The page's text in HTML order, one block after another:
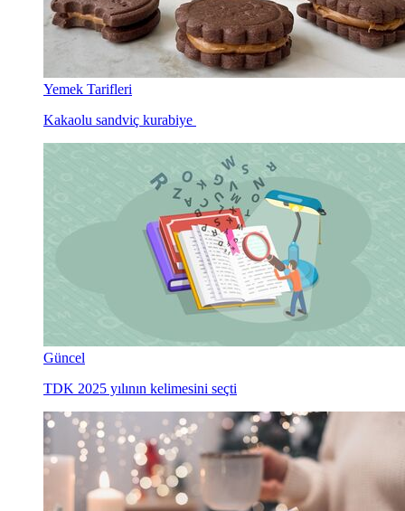
Yemek Tarifleri
Kakaolu sandviç kurabiye
Güncel
TDK 2025 yılının kelimesini seçti